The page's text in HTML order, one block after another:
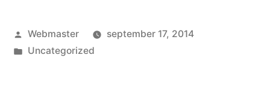
Posted
by
Webmaster
september 17, 2014
Posted
Uncategorized